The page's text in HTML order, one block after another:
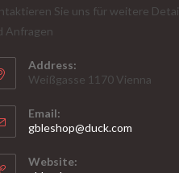
Sie uns für weitere
Anfragen
Address:
Weißgasse 1170 Vienna
Email:
gbleshop@duck.com
Website: